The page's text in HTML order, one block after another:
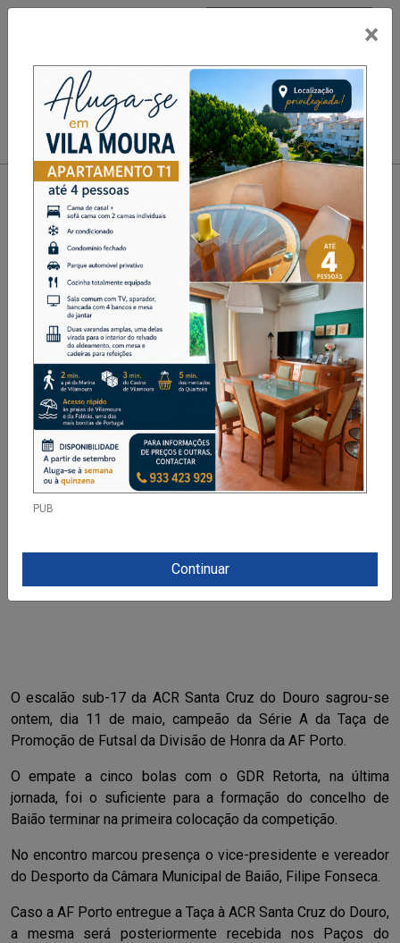
PUB
Toggle navigation
×
PUB
Continuar
ACR SANTA CRUZ DO DOURO
VENCE A TAÇA PROMOÇÃO
DE FUTSAL SUB-17
Destaque
O escalão sub-17 da ACR Santa Cruz do Douro sagrou-se
ontem, dia 11 de maio, campeão da Série A da Taça de
Promoção de Futsal da Divisão de Honra da AF Porto.
O empate a cinco bolas com o GDR Retorta, na última
jornada, foi o suficiente para a formação do concelho de
Baião terminar na primeira colocação da competição.
No encontro marcou presença o vice-presidente e vereador
do Desporto da Câmara Municipal de Baião, Filipe Fonseca
Caso a AF Porto entregue a Taça à ACR Santa Cruz do Douro,
a mesma será posteriormente recebida nos Paços do